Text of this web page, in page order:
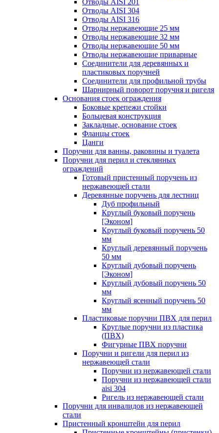
Отводы AISI 201
Отводы AISI 304
Отводы AISI 316
Отводы нержавеющие 25 мм
Отводы нержавеющие 32 мм
Отводы нержавеющие 50 мм
Отводы нержавеющие приварные
Соединители для деревянных и
пластиковых поручней
Соединители для профильной трубы
Шарнирный поворот поручня и ригеля
Основания стоек ограждения
Боковые крепежи стойки
Больцевая конструкция
Закладные, основание стоек
Фланцы стоек
Цанги
Поручни для ванны, раковины и туалета
Поручни для перил и стеклянных
ограждений
Готовый пристенный поручень из
нержавеющей стали
Деревянные поручень для лестниц
Дуб профильный
Круглый буковый поручень
[Эконом]
Круглый буковый поручень 50
мм
Круглый деревянный поручень
50 мм
Круглый дубовый поручень
[Эконом]
Круглый дубовый поручень 50
мм
Круглый ясенный поручень 50
мм
Пластиковые поручни ПВХ для перил
Круглые поручни из пластика
(ПВХ)
Фигурные ПВХ поручни
Поручни и ригели для перил из
нержавеющей стали
Поручни из нержавеющей стали
Поручни из нержавеющей стали
aisi 304
Ригель из нержавеющей стали
Поручни для инвалидов из нержавеющей
стали
Пристенный кронштейн для перил